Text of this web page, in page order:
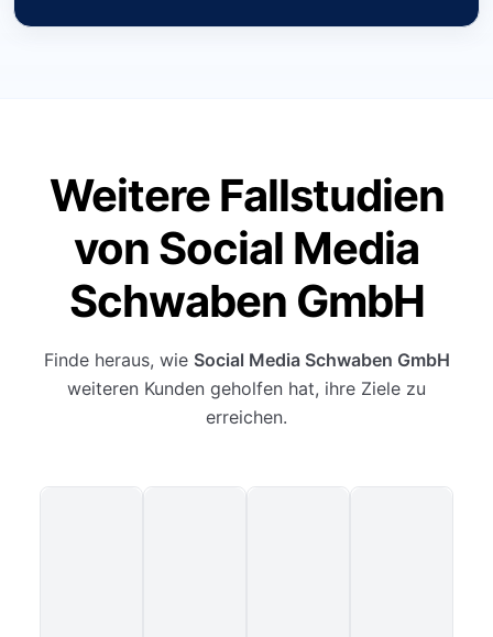
Weitere Fallstudien
von Social Media
Schwaben GmbH
Finde heraus, wie Social Media Schwaben GmbH
weiteren Kunden geholfen hat, ihre Ziele zu
erreichen.